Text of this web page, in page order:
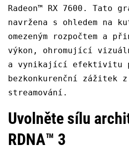
Radeon™ RX 7600. Tato
navržena s ohledem na
omezeným rozpočtem a
výkon, ohromující
a vynikající efektivitu
bezkonkurenční zážitek
streamování.
Uvolněte sílu
RDNA™ 3